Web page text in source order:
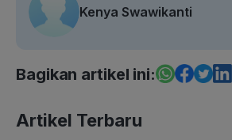
Kenya Swawikanti
Bagikan artikel ini:
Artikel Terbaru